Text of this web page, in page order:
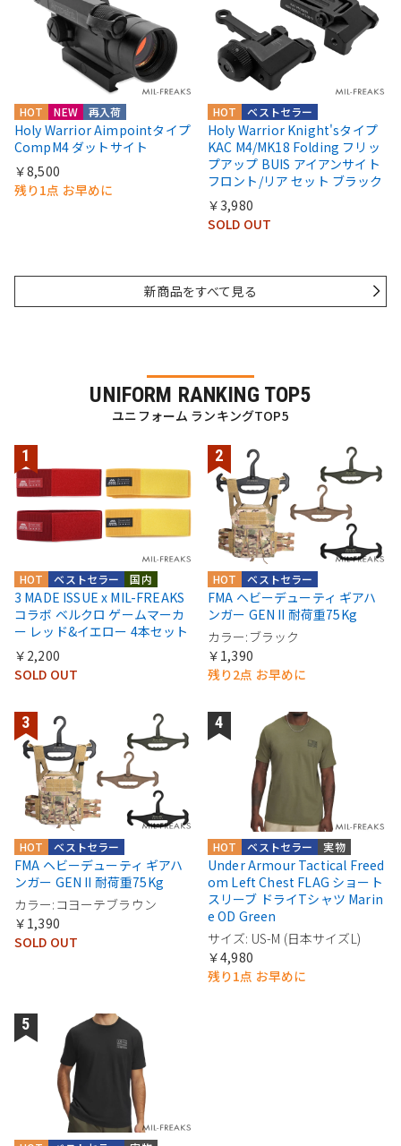
HOT NEW 再入荷
Holy Warrior Aimpointタイプ
CompM4 ダットサイト
￥8,500
残り1点 お早めに
HOT ベストセラー
Holy Warrior Knight'sタイプ
KAC M4/MK18 Folding フリッ
プアップ BUIS アイアンサイト
フロント/リア セット ブラック
￥3,980
SOLD OUT
新商品をすべて見る
UNIFORM RANKING TOP5
ユニフォーム ランキングTOP5
国内
ベストセラー
HOT
3 MADE ISSUE x MIL-FREAKS
コラボ ベルクロ ゲームマーカ
ー レッド&イエロー 4本セット
￥2,200
SOLD OUT
ベストセラー
HOT
FMA ヘビーデューティ ギアハ
ンガー GEN II 耐荷重75Kg
カラー:ブラック
￥1,390
残り2点 お早めに
ベストセラー
HOT
FMA ヘビーデューティ ギアハ
ンガー GEN II 耐荷重75Kg
カラー:コヨーテブラウン
￥1,390
SOLD OUT
実物
ベストセラー
HOT
Under Armour Tactical Freed
om Left Chest FLAG ショート
スリーブ ドライTシャツ Marin
e OD Green
サイズ: US-M (日本サイズL)
￥4,980
残り1点 お早めに